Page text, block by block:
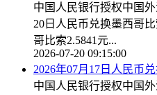
中国人民银行授权中国
20日人民币兑换墨西哥
哥比索2.5841元...
2026-07-20 09:15:00
2026年07月17日人民币
中国人民银行授权中国